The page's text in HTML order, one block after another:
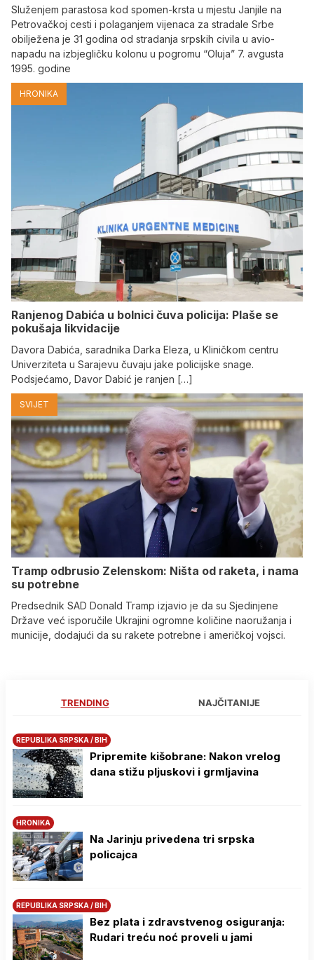
Služenjem parastosa kod spomen-krsta u mjestu Janjile na
Petrovačkoj cesti i polaganjem vijenaca za stradale Srbe
obilježena je 31 godina od stradanja srpskih civila u avio-
napadu na izbjegličku kolonu u pogromu “Oluja” 7. avgusta
1995. godine
HRONIKA
Ranjenog Dabića u bolnici čuva policija: Plaše se
pokušaja likvidacije
Davora Dabića, saradnika Darka Eleza, u Kliničkom centru
Univerziteta u Sarajevu čuvaju jake policijske snage.
Podsjećamo, Davor Dabić je ranjen […]
SVIJET
Tramp odbrusio Zelenskom: Ništa od raketa, i nama
su potrebne
Predsednik SAD Donald Tramp izjavio je da su Sjedinjene
Države već isporučile Ukrajini ogromne količine naoružanja i
municije, dodajući da su rakete potrebne i američkoj vojsci.
TRENDING NAJČITANIJE
REPUBLIKA SRPSKA / BIH
Pripremite kišobrane: Nakon vrelog
dana stižu pljuskovi i grmljavina
HRONIKA
Na Јarinju privedena tri srpska
policajca
REPUBLIKA SRPSKA / BIH
Bez plata i zdravstvenog osiguranja:
Rudari treću noć proveli u jami